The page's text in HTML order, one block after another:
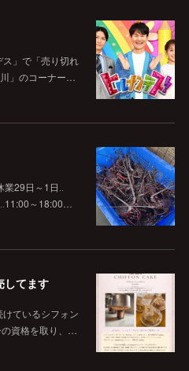
」で「売り切れ
」のコーナー…
29日～1日‥
～18:00…
してます
ているシフォン
資格を取り、…